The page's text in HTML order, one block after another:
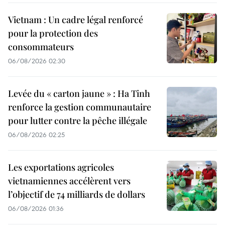
Vietnam : Un cadre légal renforcé
pour la protection des
consommateurs
06/08/2026 02:30
Levée du « carton jaune » : Ha Tinh
renforce la gestion communautaire
pour lutter contre la pêche illégale
06/08/2026 02:25
Les exportations agricoles
vietnamiennes accélèrent vers
l’objectif de 74 milliards de dollars
06/08/2026 01:36